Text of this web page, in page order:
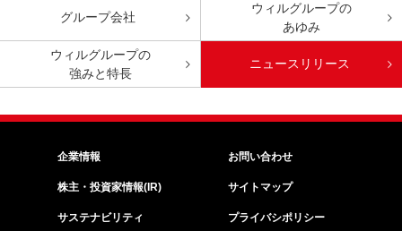
グループ会社
ウィルグループの
あゆみ
ウィルグループの
強みと特長
ニュースリリース
企業情報
株主・投資家情報(IR)
サステナビリティ
お問い合わせ
サイトマップ
プライバシポリシー